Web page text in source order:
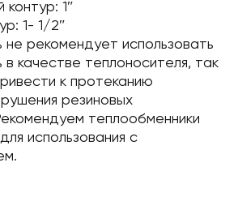
1″
1- 1/2″
не рекомендует использовать
в качестве теплоносителя, так
к протеканию
резиновых
теплообменники
использования с